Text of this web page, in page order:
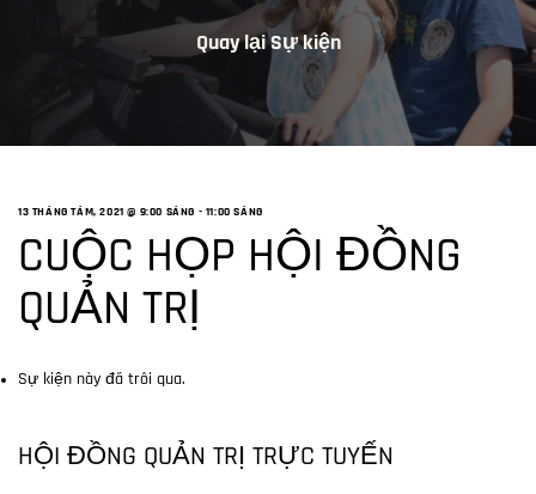
Quay lại Sự kiện
13 THÁNG TÁM, 2021 @ 9:00 SÁNG - 11:00 SÁNG
CUỘC HỌP HỘI ĐỒNG
QUẢN TRỊ
Sự kiện này đã trôi qua.
HỘI ĐỒNG QUẢN TRỊ TRỰC TUYẾN